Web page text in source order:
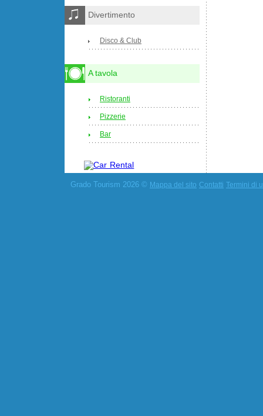
Divertimento
Disco & Club
A tavola
Ristoranti
Pizzerie
Bar
Grado Tourism 2026 © Mappa del sito Contatti Termini di